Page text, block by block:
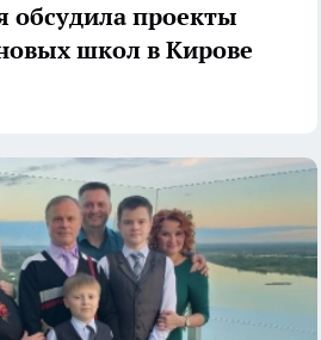
обсудила проекты
школ в Кирове